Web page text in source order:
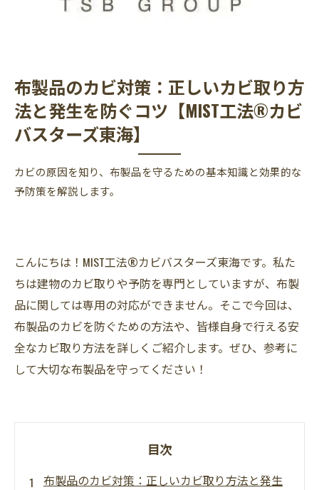
布製品のカビ対策：正しいカビ取り方
法と発生を防ぐコツ【MIST工法®カビ
バスターズ東海】
カビの原因を知り、布製品を守るための基本知識と効果的な
予防策を解説します。
こんにちは！MIST工法®カビバスターズ東海です。私た
ちは建物のカビ取りや予防を専門としていますが、布製
品に関しては専用の対応ができません。そこで今回は、
布製品のカビを防ぐための方法や、皆様自身で行える安
全なカビ取り方法を詳しくご紹介します。ぜひ、参考に
して大切な布製品を守ってください！
目次
布製品のカビ対策：正しいカビ取り方法と発生